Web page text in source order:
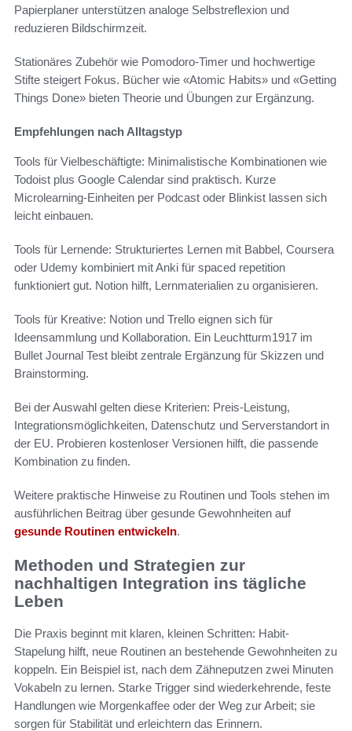
Papierplaner unterstützen analoge Selbstreflexion und
reduzieren Bildschirmzeit.
Stationäres Zubehör wie Pomodoro-Timer und hochwertige
Stifte steigert Fokus. Bücher wie «Atomic Habits» und «Getting
Things Done» bieten Theorie und Übungen zur Ergänzung.
Empfehlungen nach Alltagstyp
Tools für Vielbeschäftigte: Minimalistische Kombinationen wie
Todoist plus Google Calendar sind praktisch. Kurze
Microlearning-Einheiten per Podcast oder Blinkist lassen sich
leicht einbauen.
Tools für Lernende: Strukturiertes Lernen mit Babbel, Coursera
oder Udemy kombiniert mit Anki für spaced repetition
funktioniert gut. Notion hilft, Lernmaterialien zu organisieren.
Tools für Kreative: Notion und Trello eignen sich für
Ideensammlung und Kollaboration. Ein Leuchtturm1917 im
Bullet Journal Test bleibt zentrale Ergänzung für Skizzen und
Brainstorming.
Bei der Auswahl gelten diese Kriterien: Preis-Leistung,
Integrationsmöglichkeiten, Datenschutz und Serverstandort in
der EU. Probieren kostenloser Versionen hilft, die passende
Kombination zu finden.
Weitere praktische Hinweise zu Routinen und Tools stehen im
ausführlichen Beitrag über gesunde Gewohnheiten auf
gesunde Routinen entwickeln.
Methoden und Strategien zur
nachhaltigen Integration ins tägliche
Leben
Die Praxis beginnt mit klaren, kleinen Schritten: Habit-
Stapelung hilft, neue Routinen an bestehende Gewohnheiten zu
koppeln. Ein Beispiel ist, nach dem Zähneputzen zwei Minuten
Vokabeln zu lernen. Starke Trigger sind wiederkehrende, feste
Handlungen wie Morgenkaffee oder der Weg zur Arbeit; sie
sorgen für Stabilität und erleichtern das Erinnern.